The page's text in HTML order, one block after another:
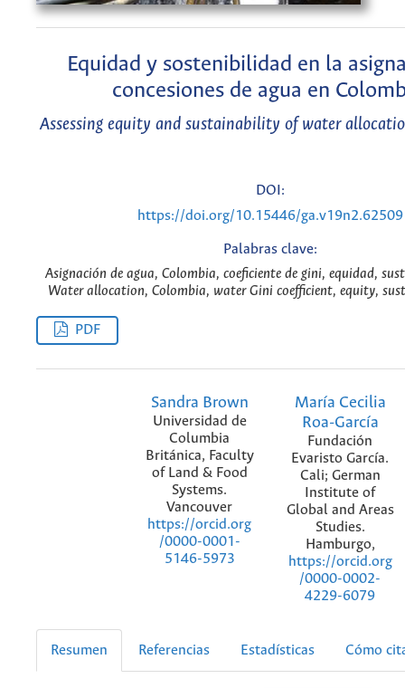
Equidad y sostenibilidad en la
concesiones de agua en
Assessing equity and sustainability of water
DOI:
https://doi.org/10.15446/ga.v19n2.62509
Palabras clave:
Asignación de agua, Colombia, coeficiente de gini, equidad,
Water allocation, Colombia, water Gini coefficient, equity,
PDF
Sandra Brown
Universidad de
Columbia
Británica, Faculty
of Land & Food
Systems.
Vancouver
https://orcid.org
/0000-0001-
5146-5973
María Cecilia
Roa-García
Fundación
Evaristo García.
Cali; German
Institute of
Global and Areas
Studies.
Hamburgo,
https://orcid.org
/0000-0002-
4229-6079
Resumen Referencias Estadísticas Cómo